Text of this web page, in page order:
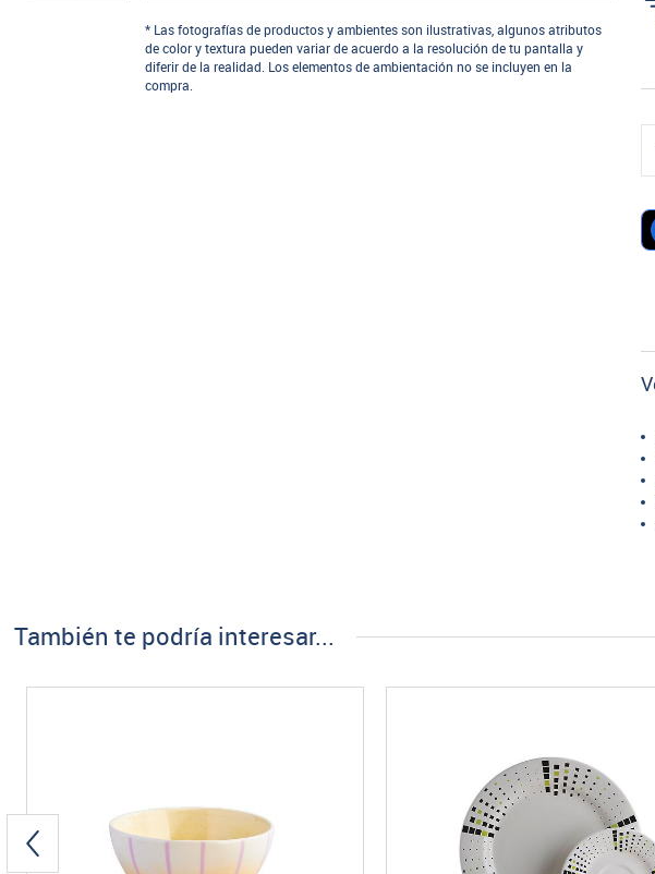
* Las fotografías de productos y ambientes son ilustrativas, algunos atributos
de color y textura pueden variar de acuerdo a la resolución de tu pantalla y
diferir de la realidad. Los elementos de ambientación no se incluyen en la
compra.
También te podría interesar...